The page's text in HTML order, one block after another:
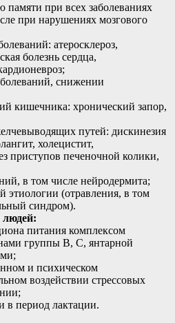
при всех заболеваниях
при нарушениях мозгового
атеросклероз,
болезнь сердца,
снижении
кишечника: хронический запор,
путей: дискинезия
холецистит,
приступов печеночной колики,
в том числе нейродермита;
(отравления, в том
синдром).
людей:
питания комплексом
группы В, С, янтарной
и психическом
воздействии стрессовых
в период лактации.